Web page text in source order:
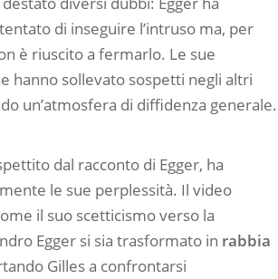
di inseguire l’intruso ma, per
è riuscito a fermarlo. Le sue
hanno sollevato sospetti negli altri
un’atmosfera di diffidenza generale.
dal racconto di Egger, ha
le sue perplessità. Il video
il suo scetticismo verso la
Egger si sia trasformato in rabbia
Gilles a confrontarsi